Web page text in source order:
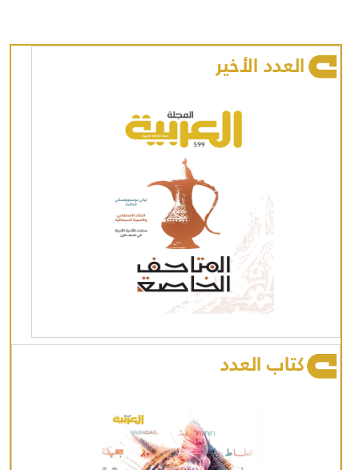
العدد الأخير
كتاب العدد